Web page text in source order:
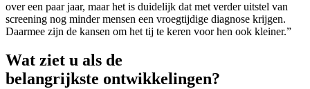
over een paar jaar, maar het is duidelijk dat met verder uitstel van
screening nog minder mensen een vroegtijdige diagnose krijgen.
Daarmee zijn de kansen om het tij te keren voor hen ook kleiner.”
Wat ziet u als de
belangrijkste ontwikkelingen?